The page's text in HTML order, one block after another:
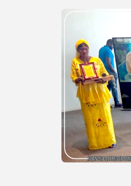
INTERNATIONAL
AGENDA
SANTE